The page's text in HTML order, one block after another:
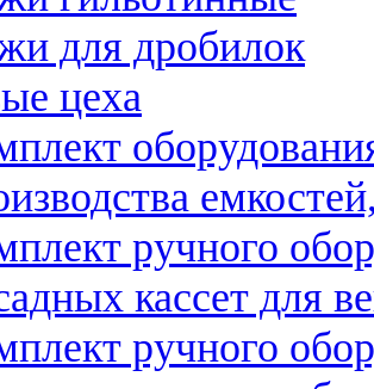
для дробилок
цеха
ручного
кассет для
ручного